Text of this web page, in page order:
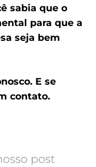
sabia que o
para que a
seja bem
E se
contato.
post